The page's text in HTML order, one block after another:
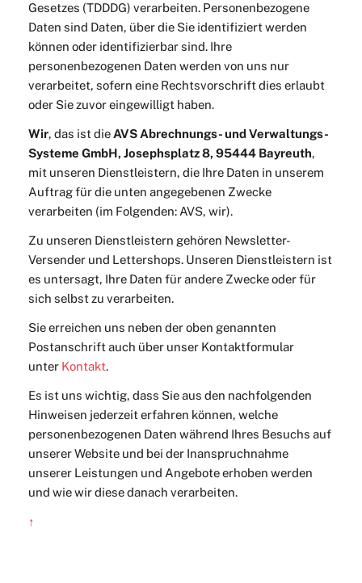
Gesetzes (TDDDG) verarbeiten. Personenbezogene
Daten sind Daten, über die Sie identifiziert werden
können oder identifizierbar sind. Ihre
personenbezogenen Daten werden von uns nur
verarbeitet, sofern eine Rechtsvorschrift dies erlaubt
oder Sie zuvor eingewilligt haben.
Wir, das ist die AVS Abrechnungs- und Verwaltungs-
Systeme GmbH, Josephsplatz 8, 95444 Bayreuth,
mit unseren Dienstleistern, die Ihre Daten in unserem
Auftrag für die unten angegebenen Zwecke
verarbeiten (im Folgenden: AVS, wir).
Zu unseren Dienstleistern gehören Newsletter-
Versender und Lettershops. Unseren Dienstleistern ist
es untersagt, Ihre Daten für andere Zwecke oder für
sich selbst zu verarbeiten.
Sie erreichen uns neben der oben genannten
Postanschrift auch über unser Kontaktformular
unter Kontakt.
Es ist uns wichtig, dass Sie aus den nachfolgenden
Hinweisen jederzeit erfahren können, welche
personenbezogenen Daten während Ihres Besuchs auf
unserer Website und bei der Inanspruchnahme
unserer Leistungen und Angebote erhoben werden
und wie wir diese danach verarbeiten.
↑